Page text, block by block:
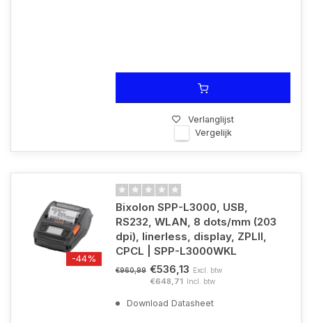
Verlanglijst
Vergelijk
-44%
Bixolon SPP-L3000, USB,
RS232, WLAN, 8 dots/mm (203
dpi), linerless, display, ZPLII,
CPCL | SPP-L3000WKL
€960,99 €536,13 Excl. btw
€648,71 Incl. btw
Download Datasheet